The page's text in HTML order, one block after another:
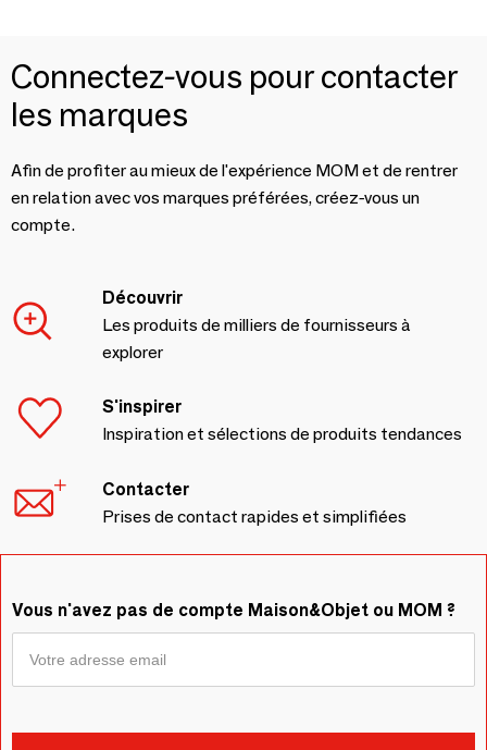
Connectez-vous pour contacter
les marques
Afin de profiter au mieux de l'expérience MOM et de rentrer
en relation avec vos marques préférées, créez-vous un
compte.
Découvrir
Les produits de milliers de fournisseurs à
explorer
S'inspirer
Inspiration et sélections de produits tendances
Contacter
Prises de contact rapides et simplifiées
Vous n'avez pas de compte Maison&Objet ou MOM ?